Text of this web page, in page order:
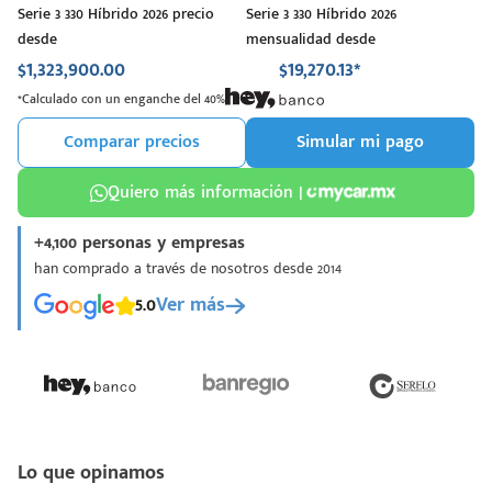
Lo que opinamos
Serie 3 330 Híbrido 2026 precio
desde
$1,323,900.00
Serie 3 330 Híbrido 2026
mensualidad desde
$19,270.13*
*Calculado con un enganche del 40%
Comparar precios
Simular mi pago
Quiero más información |
+4,100 personas y empresas
han comprado a través de nosotros desde 2014
5.0Ver más
¡Espera!
enviar tu cotización
conozcas nuestro
asesor te guiará